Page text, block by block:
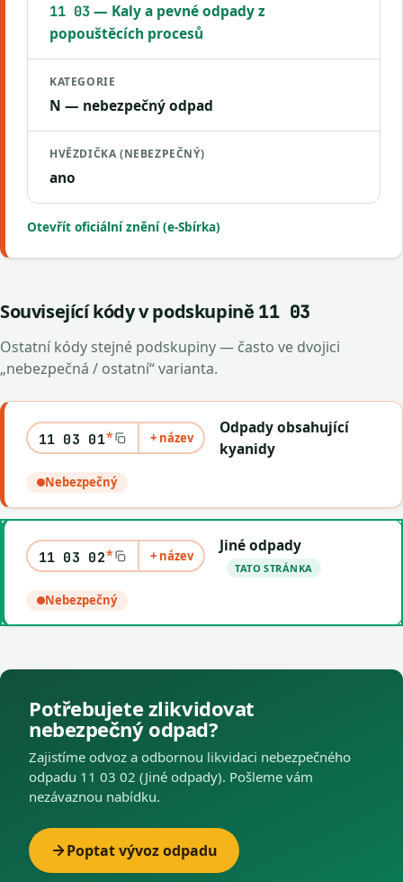
11 03— Kaly a pevné odpady z
popouštěcích procesů
KATEGORIE
N — nebezpečný odpad
HVĚZDIČKA (NEBEZPEČNÝ)
ano
Otevřít oficiální znění (e-Sbírka)
Související kódy v podskupině 11 03
Ostatní kódy stejné podskupiny — často ve dvojici
„nebezpečná / ostatní“ varianta.
11 03 01* + název
Odpady obsahující
kyanidy
Nebezpečný
11 03 02* + název
Jiné odpady
TATO STRÁNKA
Nebezpečný
Potřebujete zlikvidovat
nebezpečný odpad?
Zajistíme odvoz a odbornou likvidaci nebezpečného
odpadu 11 03 02 (Jiné odpady). Pošleme vám
nezávaznou nabídku.
Poptat vývoz odpadu